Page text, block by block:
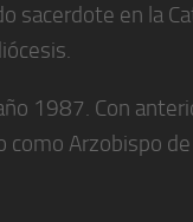
sacerdote en la
1987. Con
como Arzobispo